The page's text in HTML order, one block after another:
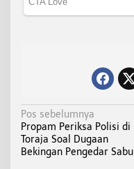
N
a
v
Pos sebelumnya
Propam Periksa Polisi di
Toraja Soal Dugaan
Bekingan Pengedar Sabu